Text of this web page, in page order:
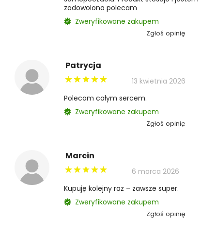
zadowolona polecam
Zweryfikowane zakupem
Zgłoś opinię
Patrycja
13 kwietnia 2026
Polecam całym sercem.
Zweryfikowane zakupem
Zgłoś opinię
Marcin
6 marca 2026
Kupuję kolejny raz – zawsze super.
Zweryfikowane zakupem
Zgłoś opinię